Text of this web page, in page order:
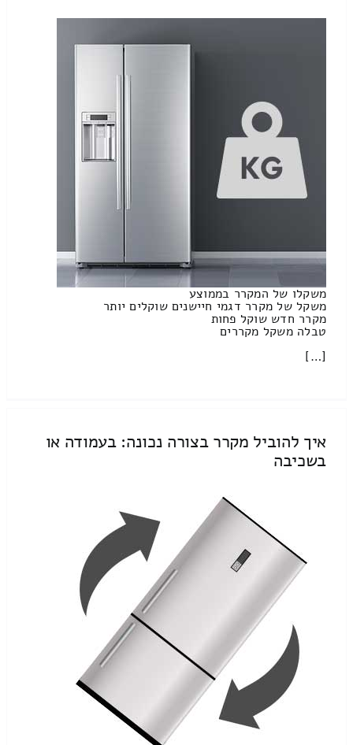
משקלו של המקרר בממוצע
משקל של מקרר דגמי חיישנים שוקלים יותר
מקרר חדש שוקל פחות
טבלה משקל מקררים
[…]
איך להוביל מקרר בצורה נכונה: בעמודה או
בשכיבה